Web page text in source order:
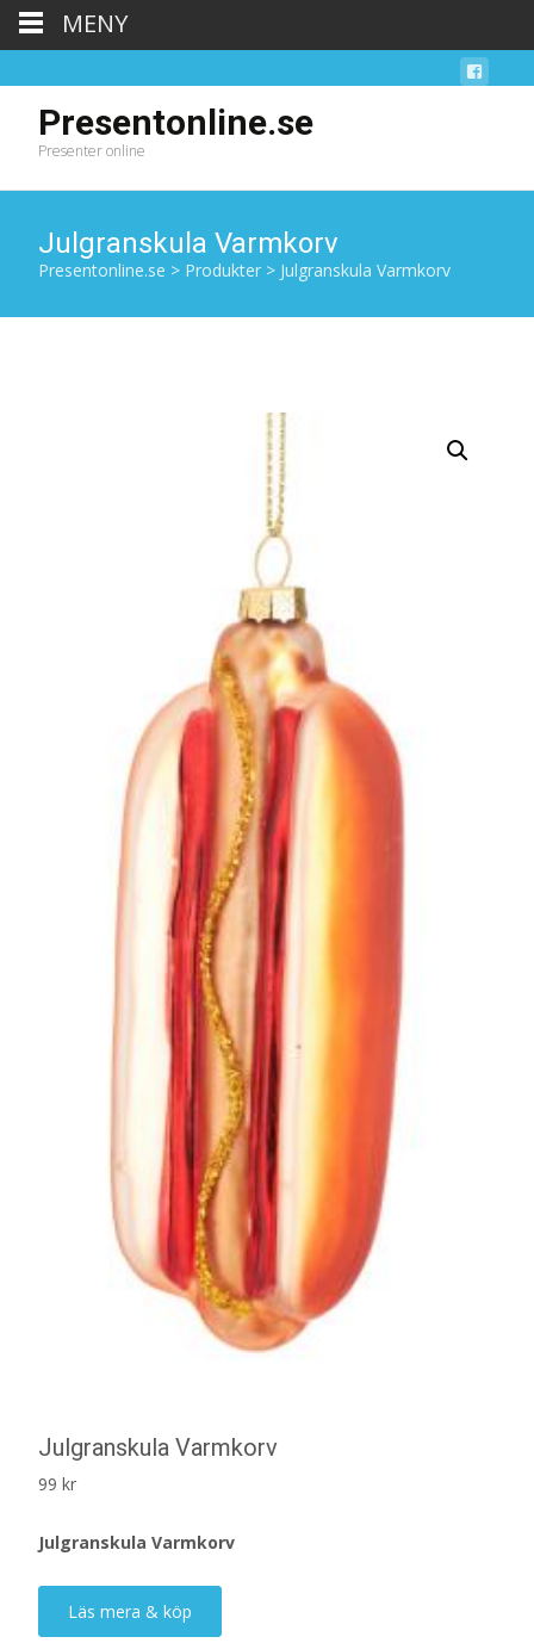
Presentonline.se
Presenter online
Julgranskula Varmkorv
Presentonline.se > Produkter > Julgranskula Varmkorv
Julgranskula Varmkorv
99 kr
Julgranskula Varmkorv
Läs mera & köp
MENY